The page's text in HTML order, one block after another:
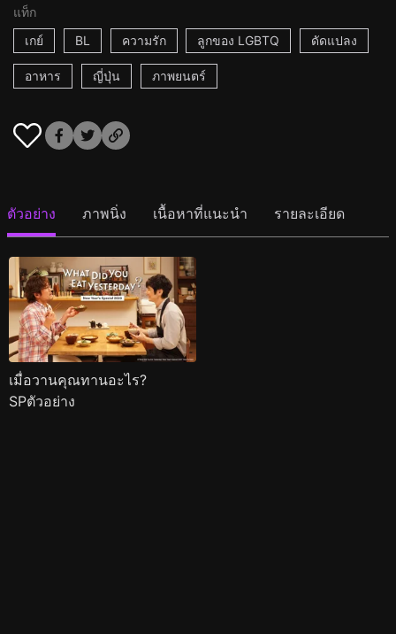
แท็ก
เกย์
BL ความรัก ลูกของ LGBTQ ดัดแปลง
อาหาร ญี่ปุ่น ภาพยนตร์
ตัวอย่าง ภาพนิ่ง เนื้อหาที่แนะนำ รายละเอียด
เมื่อวานคุณทานอะไร?
SPตัวอย่าง